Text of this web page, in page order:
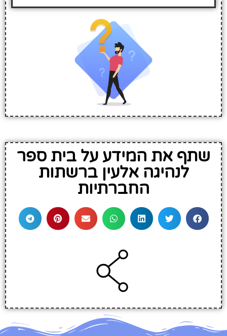
שתף את המידע על בית ספר
לנהיגה אלעין ברשתות
החברתיות